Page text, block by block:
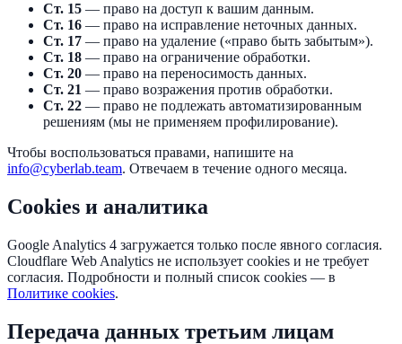
Ст. 15 — право на доступ к вашим данным.
Ст. 16 — право на исправление неточных данных.
Ст. 17 — право на удаление («право быть забытым»).
Ст. 18 — право на ограничение обработки.
Ст. 20 — право на переносимость данных.
Ст. 21 — право возражения против обработки.
Ст. 22 — право не подлежать автоматизированным
решениям (мы не применяем профилирование).
Чтобы воспользоваться правами, напишите на
info@cyberlab.team. Отвечаем в течение одного месяца.
Cookies и аналитика
Google Analytics 4 загружается только после явного согласия.
Cloudflare Web Analytics не использует cookies и не требует
согласия. Подробности и полный список cookies — в
Политике cookies.
Передача данных третьим лицам